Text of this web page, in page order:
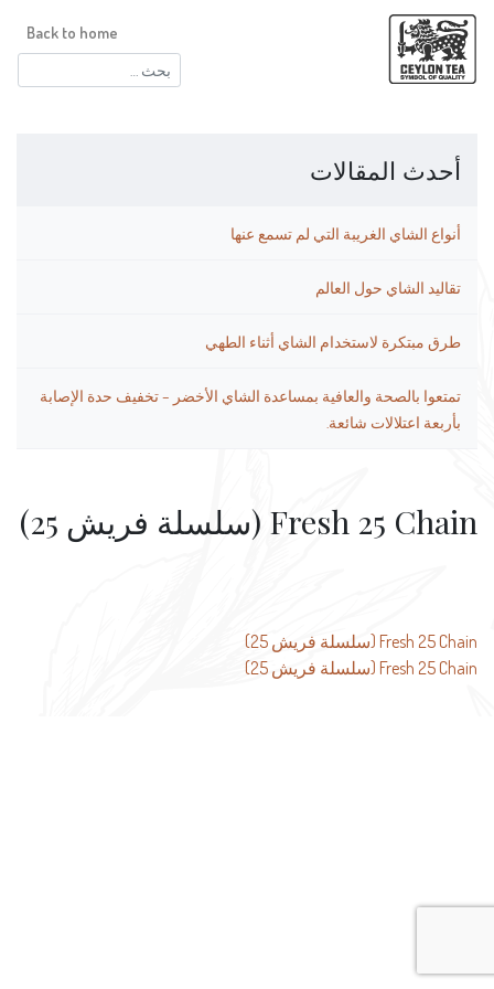
البحث
عن:
Back to home
أحدث المقالات
أنواع الشاي الغريبة التي لم تسمع عنها
تقاليد الشاي حول العالم
طرق مبتكرة لاستخدام الشاي أثناء الطهي
تمتعوا بالصحة والعافية بمساعدة الشاي الأخضر – تخفيف حدة الإصابة
بأربعة اعتلالات شائعة.
Fresh 25 Chain (سلسلة فريش 25)
تصفّح
المقالات
Fresh 25 Chain (سلسلة فريش 25)
Fresh 25 Chain (سلسلة فريش 25)